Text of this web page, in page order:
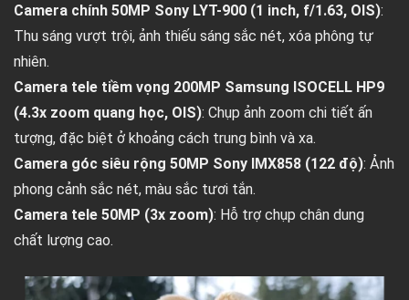
Camera chính 50MP Sony LYT-900 (1 inch, f/1.63, OIS):
Thu sáng vượt trội, ảnh thiếu sáng sắc nét, xóa phông tự
nhiên.
Camera tele tiềm vọng 200MP Samsung ISOCELL HP9
(4.3x zoom quang học, OIS): Chụp ảnh zoom chi tiết ấn
tượng, đặc biệt ở khoảng cách trung bình và xa.
Camera góc siêu rộng 50MP Sony IMX858 (122 độ): Ảnh
phong cảnh sắc nét, màu sắc tươi tắn.
Camera tele 50MP (3x zoom): Hỗ trợ chụp chân dung
chất lượng cao.